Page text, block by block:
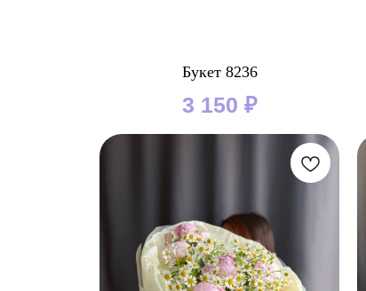
Букет 8236
3 150 ₽